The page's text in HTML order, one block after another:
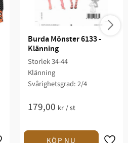
Burda Mönster 6133 -
Klänning
Storlek 34-44
Klänning
Svårighetsgrad: 2/4​
179,00 kr /st